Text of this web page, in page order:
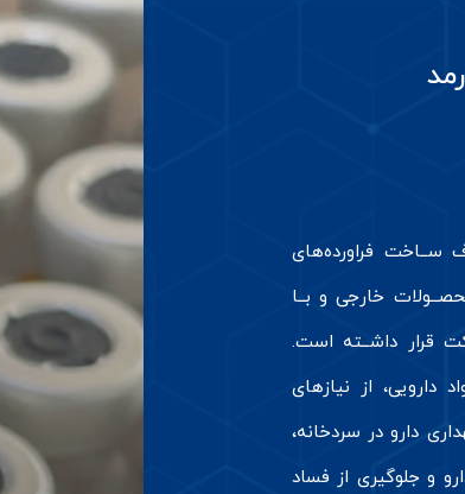
ســاخت فراورده‌های
خارجی و بــا
قرار داشــته است.
دارویی، از نیازهای
دارو در سردخانه،
و جلوگیری از فساد